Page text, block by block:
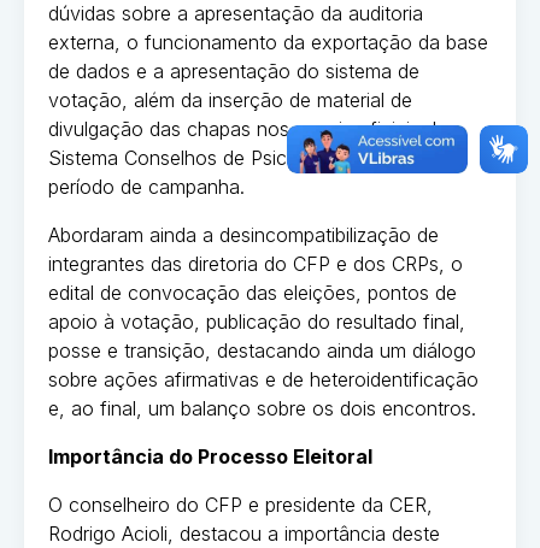
dúvidas sobre a apresentação da auditoria
externa, o funcionamento da exportação da base
de dados e a apresentação do sistema de
votação, além da inserção de material de
divulgação das chapas nos canais oficiais do
Sistema Conselhos de Psicologia durante o
período de campanha.
Abordaram ainda a desincompatibilização de
integrantes das diretoria do CFP e dos CRPs, o
edital de convocação das eleições, pontos de
apoio à votação, publicação do resultado final,
posse e transição, destacando ainda um diálogo
sobre ações afirmativas e de heteroidentificação
e, ao final, um balanço sobre os dois encontros.
Importância do Processo Eleitoral
O conselheiro do CFP e presidente da CER,
Rodrigo Acioli, destacou a importância deste